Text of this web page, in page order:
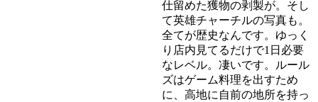
仕留めた獲物の剥製が。そし
て英雄チャーチルの写真も。
全てが歴史なんです。ゆっく
り店内見てるだけで1日必要
なレベル。凄いです。ルール
ズはゲーム料理を出すため
に、高地に自前の地所を持っ